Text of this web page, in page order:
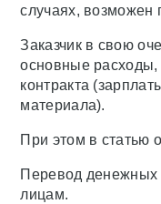
случаях, возможен
Заказчик в свою
основные расходы,
контракта
материала).
При этом в статью
Перевод денежных
лицам.